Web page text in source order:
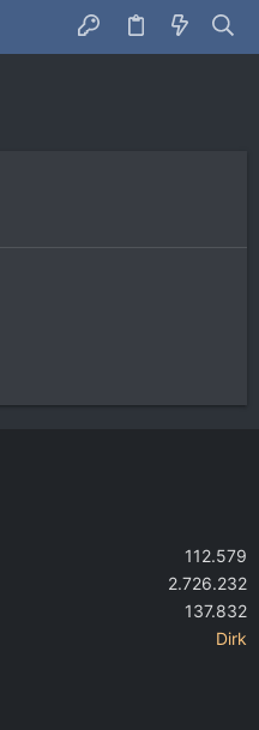
112.579
2.726.232
137.832
Dirk